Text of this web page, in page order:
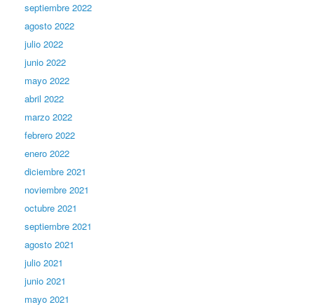
septiembre 2022
agosto 2022
julio 2022
junio 2022
mayo 2022
abril 2022
marzo 2022
febrero 2022
enero 2022
diciembre 2021
noviembre 2021
octubre 2021
septiembre 2021
agosto 2021
julio 2021
junio 2021
mayo 2021